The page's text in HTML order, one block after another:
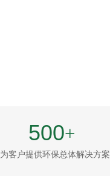
按钮文本
为客户提供环保总体解决方案
500+